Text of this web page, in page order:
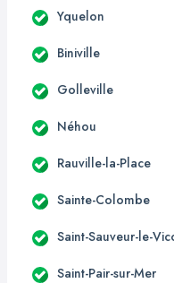
Yquelon
Biniville
Golleville
Néhou
Rauville-la-Place
Sainte-Colombe
Saint-Sauveur-le-
Saint-Pair-sur-Mer